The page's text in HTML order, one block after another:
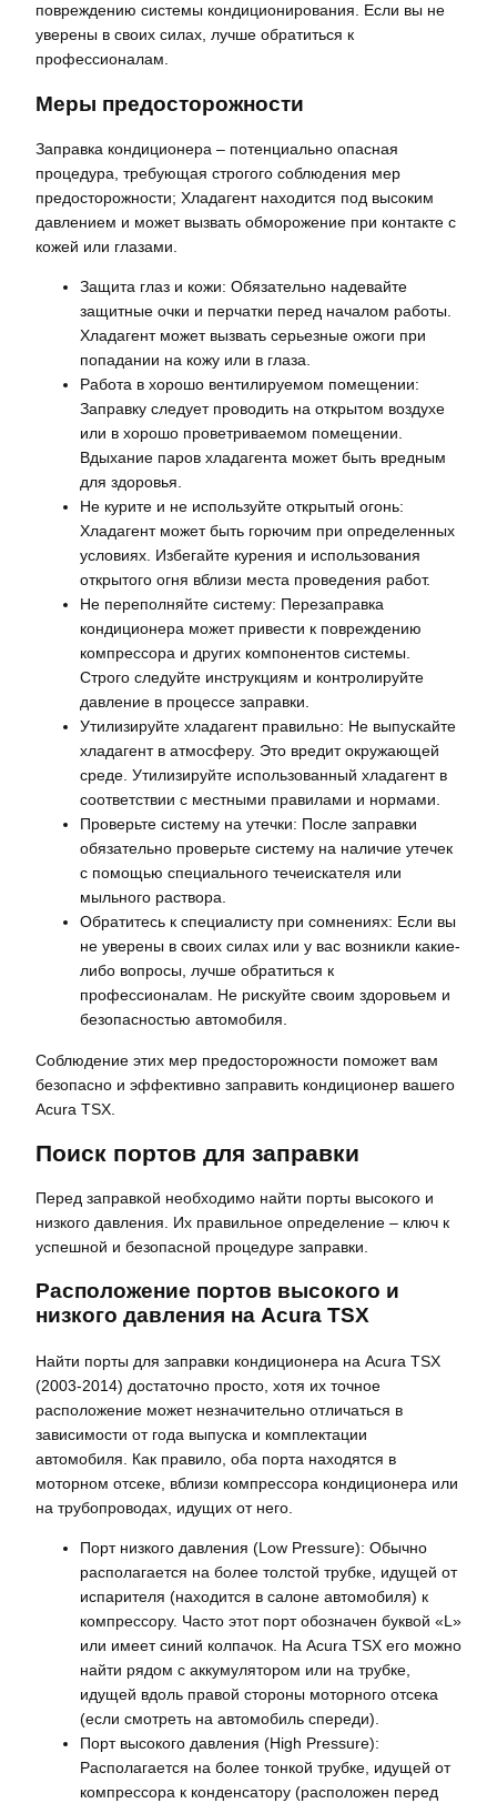
повреждению системы кондиционирования. Если вы не
уверены в своих силах, лучше обратиться к
профессионалам.
Меры предосторожности
Заправка кондиционера – потенциально опасная
процедура, требующая строгого соблюдения мер
предосторожности; Хладагент находится под высоким
давлением и может вызвать обморожение при контакте с
кожей или глазами.
Защита глаз и кожи: Обязательно надевайте
защитные очки и перчатки перед началом работы.
Хладагент может вызвать серьезные ожоги при
попадании на кожу или в глаза.
Работа в хорошо вентилируемом помещении:
Заправку следует проводить на открытом воздухе
или в хорошо проветриваемом помещении.
Вдыхание паров хладагента может быть вредным
для здоровья.
Не курите и не используйте открытый огонь:
Хладагент может быть горючим при определенных
условиях. Избегайте курения и использования
открытого огня вблизи места проведения работ.
Не переполняйте систему: Перезаправка
кондиционера может привести к повреждению
компрессора и других компонентов системы.
Строго следуйте инструкциям и контролируйте
давление в процессе заправки.
Утилизируйте хладагент правильно: Не выпускайте
хладагент в атмосферу. Это вредит окружающей
среде. Утилизируйте использованный хладагент в
соответствии с местными правилами и нормами.
Проверьте систему на утечки: После заправки
обязательно проверьте систему на наличие утечек
с помощью специального течеискателя или
мыльного раствора.
Обратитесь к специалисту при сомнениях: Если вы
не уверены в своих силах или у вас возникли какие-
либо вопросы, лучше обратиться к
профессионалам. Не рискуйте своим здоровьем и
безопасностью автомобиля.
Соблюдение этих мер предосторожности поможет вам
безопасно и эффективно заправить кондиционер вашего
Acura TSX.
Поиск портов для заправки
Перед заправкой необходимо найти порты высокого и
низкого давления. Их правильное определение – ключ к
успешной и безопасной процедуре заправки.
Расположение портов высокого и
низкого давления на Acura TSX
Найти порты для заправки кондиционера на Acura TSX
(2003-2014) достаточно просто, хотя их точное
расположение может незначительно отличаться в
зависимости от года выпуска и комплектации
автомобиля. Как правило, оба порта находятся в
моторном отсеке, вблизи компрессора кондиционера или
на трубопроводах, идущих от него.
Порт низкого давления (Low Pressure): Обычно
располагается на более толстой трубке, идущей от
испарителя (находится в салоне автомобиля) к
компрессору. Часто этот порт обозначен буквой «L»
или имеет синий колпачок. На Acura TSX его можно
найти рядом с аккумулятором или на трубке,
идущей вдоль правой стороны моторного отсека
(если смотреть на автомобиль спереди).
Порт высокого давления (High Pressure):
Располагается на более тонкой трубке, идущей от
компрессора к конденсатору (расположен перед